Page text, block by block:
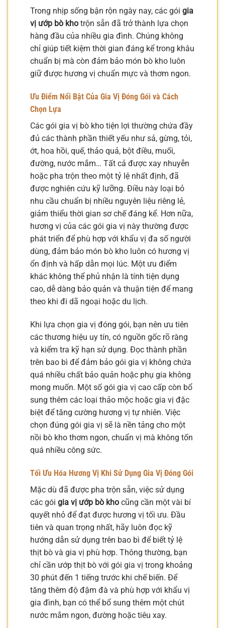
Trong nhịp sống bận rộn ngày nay, các gói gia
vị ướp bò kho trộn sẵn đã trở thành lựa chọn
hàng đầu của nhiều gia đình. Chúng không
chỉ giúp tiết kiệm thời gian đáng kể trong khâu
chuẩn bị mà còn đảm bảo món bò kho luôn
giữ được hương vị chuẩn mực và thơm ngon.
Ưu Điểm Nổi Bật Của Gia Vị Đóng Gói và Cách
Chọn Lựa
Các gói gia vị bò kho tiện lợi thường chứa đầy
đủ các thành phần thiết yếu như sả, gừng, tỏi,
ớt, hoa hồi, quế, thảo quả, bột điều, muối,
đường, nước mắm… Tất cả được xay nhuyễn
hoặc pha trộn theo một tỷ lệ nhất định, đã
được nghiên cứu kỹ lưỡng. Điều này loại bỏ
nhu cầu chuẩn bị nhiều nguyên liệu riêng lẻ,
giảm thiểu thời gian sơ chế đáng kể. Hơn nữa,
hương vị của các gói gia vị này thường được
phát triển để phù hợp với khẩu vị đa số người
dùng, đảm bảo món bò kho luôn có hương vị
ổn định và hấp dẫn mọi lúc. Một ưu điểm
khác không thể phủ nhận là tính tiện dụng
cao, dễ dàng bảo quản và thuận tiện để mang
theo khi đi dã ngoại hoặc du lịch.
Khi lựa chọn gia vị đóng gói, bạn nên ưu tiên
các thương hiệu uy tín, có nguồn gốc rõ ràng
và kiểm tra kỹ hạn sử dụng. Đọc thành phần
trên bao bì để đảm bảo gói gia vị không chứa
quá nhiều chất bảo quản hoặc phụ gia không
mong muốn. Một số gói gia vị cao cấp còn bổ
sung thêm các loại thảo mộc hoặc gia vị đặc
biệt để tăng cường hương vị tự nhiên. Việc
chọn đúng gói gia vị sẽ là nền tảng cho một
nồi bò kho thơm ngon, chuẩn vị mà không tốn
quá nhiều công sức.
Tối Ưu Hóa Hương Vị Khi Sử Dụng Gia Vị Đóng Gói
Mặc dù đã được pha trộn sẵn, việc sử dụng
các gói gia vị ướp bò kho cũng cần một vài bí
quyết nhỏ để đạt được hương vị tối ưu. Đầu
tiên và quan trọng nhất, hãy luôn đọc kỹ
hướng dẫn sử dụng trên bao bì để biết tỷ lệ
thịt bò và gia vị phù hợp. Thông thường, bạn
chỉ cần ướp thịt bò với gói gia vị trong khoảng
30 phút đến 1 tiếng trước khi chế biến. Để
tăng thêm độ đậm đà và phù hợp với khẩu vị
gia đình, bạn có thể bổ sung thêm một chút
nước mắm ngon, đường hoặc tiêu xay.